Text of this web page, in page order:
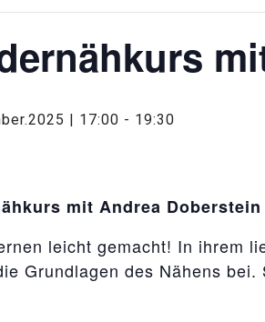
| 17:00 - 19:30
mit Andrea Doberstein
leicht gemacht! In ihrem
Grundlagen des Nähens